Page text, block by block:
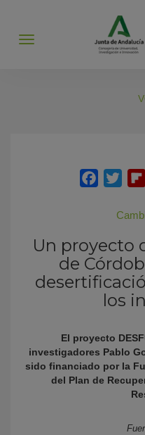
Abrir
Un proyecto
de
los
El proyecto
investigadores Pablo
sido financiado por la
del Plan de